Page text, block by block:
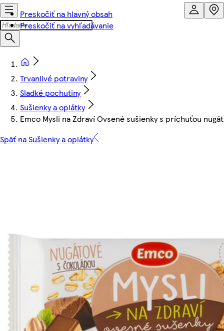
Preskočiť na hlavný obsah
Preskočiť na vyhľadávanie
Trvanlivé potraviny
Sladké pochutiny
Sušienky a oplátky
Emco Mysli na Zdraví Ovsené sušienky s príchuťou
Späť na Sušienky a oplátky